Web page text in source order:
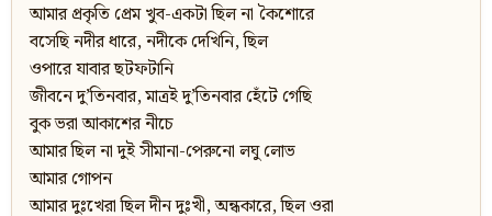
আমার প্রকৃতি প্রেম খুব-একটা ছিল না কৈশোরে
বসেছি নদীর ধারে, নদীকে দেখিনি, ছিল
ওপারে যাবার ছটফটানি
জীবনে দু’তিনবার, মাত্রই দু’তিনবার হেঁটে গেছি
বুক ভরা আকাশের নীচে
আমার ছিল না দুই সীমানা-পেরুনো লঘু লোভ
আমার গোপন
আমার দুঃখেরা ছিল দীন দুঃখী, অন্ধকারে, ছিল ওরা